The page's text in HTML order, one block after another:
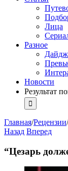
Лица
Разное
Новости
Результат
Главная/Рецензии/
Назад Вперед
“Цезарь